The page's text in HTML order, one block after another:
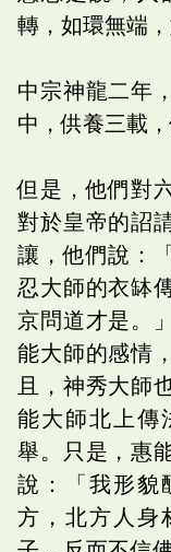
轉，如環無端
中宗神龍二年
中，供養三載，
但是，他們對
對於皇帝的詔
讓，他們說：
忍大師的衣缽
京問道才是。
能大師的感情
且，神秀大師
能大師北上傳
舉。只是，惠
說：「我形貌
方，北方人身